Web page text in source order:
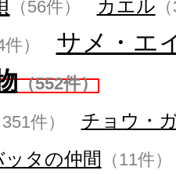
（56件） カエル
件）
サメ・エ
（552件）
351件） チョウ・
ッタの仲間 （11件）